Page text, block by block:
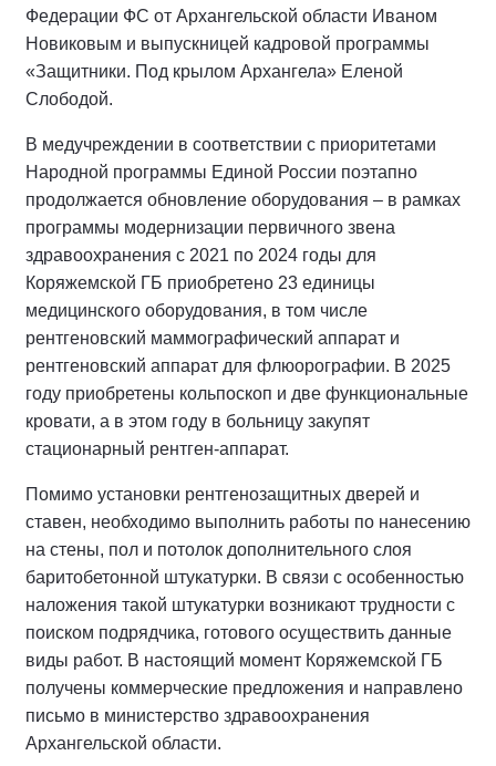
Федерации ФС от Архангельской области Иваном
Новиковым и выпускницей кадровой программы
«Защитники. Под крылом Архангела» Еленой
Слободой.
В медучреждении в соответствии с приоритетами
Народной программы Единой России поэтапно
продолжается обновление оборудования – в рамках
программы модернизации первичного звена
здравоохранения с 2021 по 2024 годы для
Коряжемской ГБ приобретено 23 единицы
медицинского оборудования, в том числе
рентгеновский маммографический аппарат и
рентгеновский аппарат для флюорографии. В 2025
году приобретены кольпоскоп и две функциональные
кровати, а в этом году в больницу закупят
стационарный рентген-аппарат.
Помимо установки рентгенозащитных дверей и
ставен, необходимо выполнить работы по нанесению
на стены, пол и потолок дополнительного слоя
баритобетонной штукатурки. В связи с особенностью
наложения такой штукатурки возникают трудности с
поиском подрядчика, готового осуществить данные
виды работ. В настоящий момент Коряжемской ГБ
получены коммерческие предложения и направлено
письмо в министерство здравоохранения
Архангельской области.